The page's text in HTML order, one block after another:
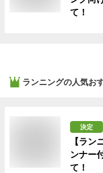
て！
ランニングの人気お
決定
【ラン
ンナー
て！